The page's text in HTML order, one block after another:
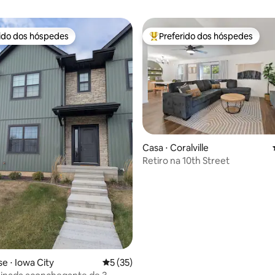
de 5, 77 avaliações
preferidos dos hóspedes
dos hóspedes
⋅ Iowa City 5 de uma avaliação média de 5, 35
5 (35)
Entre os melhores preferidos
Preferido dos hóspedes
Casa ⋅ Coralville
Retiro na 10th Street